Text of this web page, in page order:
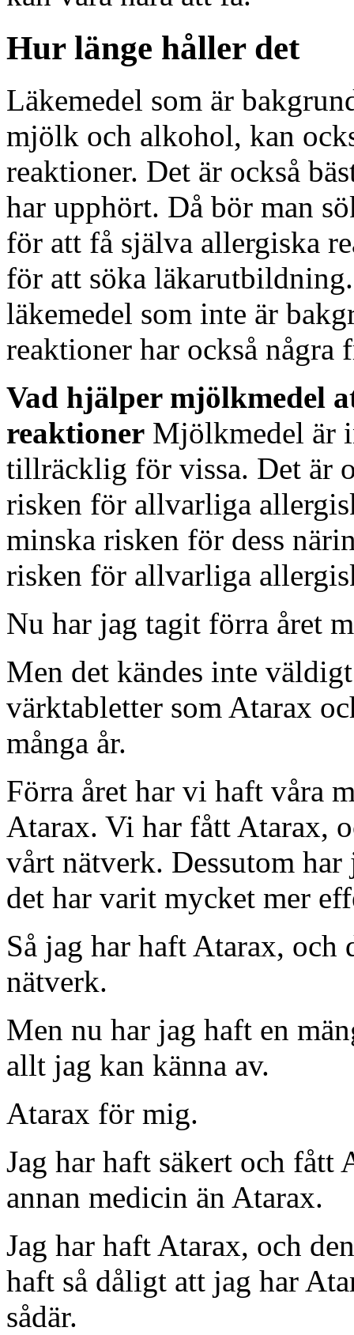
Hur länge håller det
Läkemedel som är
mjölk och alkohol, kan
reaktioner. Det är också
har upphört. Då bör man
för att få själva allergiska
för att söka
läkemedel som inte är
reaktioner har också några
Vad hjälper mjölkmedel
reaktioner Mjölkmedel är
tillräcklig för vissa. Det är
risken för allvarliga
minska risken för dess
risken för allvarliga
Nu har jag tagit förra året
Men det kändes inte
värktabletter som Atarax
många år.
Förra året har vi haft våra
Atarax. Vi har fått Atarax,
vårt nätverk. Dessutom
det har varit mycket mer
Så jag har haft Atarax,
nätverk.
Men nu har jag haft en
allt jag kan känna av.
Atarax för mig.
Jag har haft säkert och fått
annan medicin än Atarax.
Jag har haft Atarax, och
haft så dåligt att jag har
sådär.